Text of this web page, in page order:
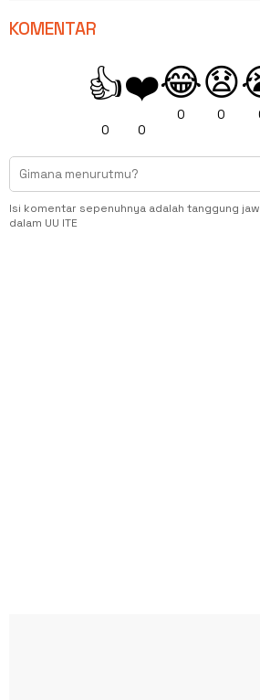
KOMENTAR
👍
0
❤️
0
😂
0
😧
0
Isi komentar sepenuhnya adalah tanggung
dalam UU ITE